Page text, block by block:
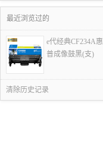
最近浏览过的
e代经典CF234A惠
普成像鼓黑(支)
清除历史记录